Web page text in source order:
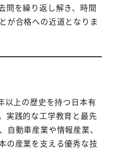
問を繰り返し解き、時間
が合格への近道となりま
以上の歴史を持つ日本有
実践的な工学教育と最先
自動車産業や情報産業、
の産業を支える優秀な技